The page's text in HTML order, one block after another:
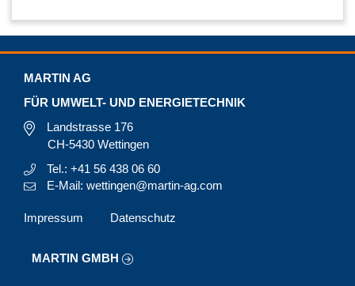
MARTIN AG
FÜR UMWELT- UND ENERGIETECHNIK
Landstrasse 176
CH-5430 Wettingen
Tel.: +41 56 438 06 60
E-Mail: wettingen@martin-ag.com
Impressum Datenschutz
MARTIN GMBH